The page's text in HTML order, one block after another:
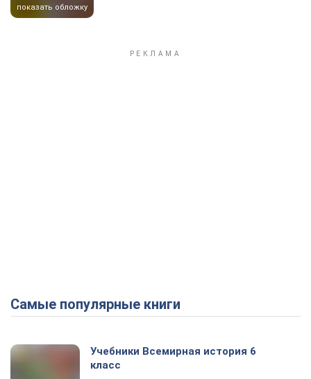
показать обложку
Самые популярные книги
Учебники Всемирная история 6
класс